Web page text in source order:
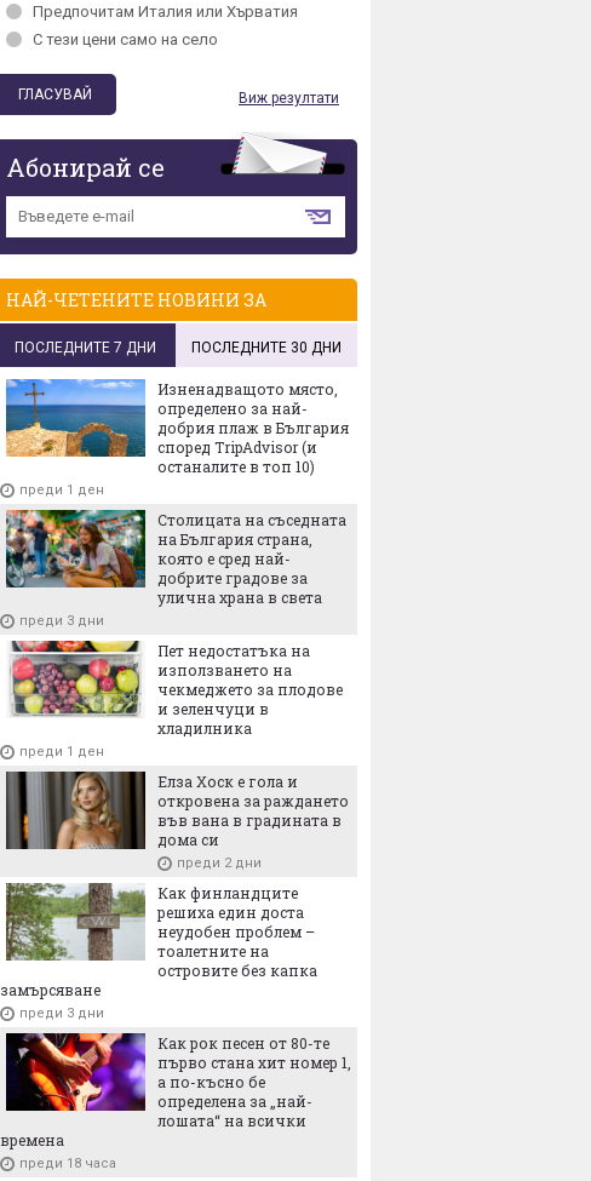
Предпочитам Италия или Хърватия
С тези цени само на село
Виж резултати
Абонирай се
НАЙ-ЧЕТЕНИТЕ НОВИНИ ЗА
ПОСЛЕДНИТЕ 7 ДНИ ПОСЛЕДНИТЕ 30 ДНИ
Изненадващото място,
определено за най-
добрия плаж в България
според TripAdvisor (и
останалите в топ 10)
преди 1 ден
Столицата на съседната
на България страна,
която е сред най-
добрите градове за
улична храна в света
преди 3 дни
Пет недостатъка на
използването на
чекмеджето за плодове
и зеленчуци в
хладилника
преди 1 ден
Елза Хоск е гола и
откровена за раждането
във вана в градината в
дома си
преди 2 дни
Как финландците
решиха един доста
неудобен проблем –
тоалетните на
островите без капка
замърсяване
преди 3 дни
Как рок песен от 80-те
първо стана хит номер 1,
а по-късно бе
определена за „най-
лошата“ на всички
времена
преди 18 часа